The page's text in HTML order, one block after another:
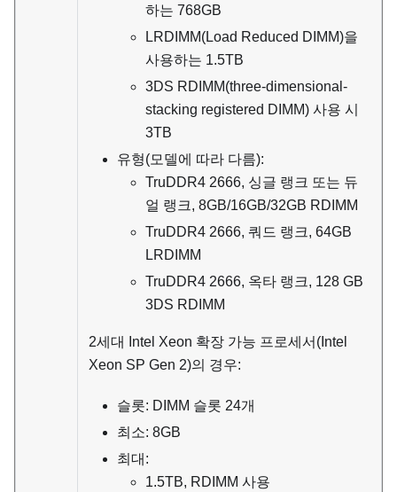
하는 768GB
LRDIMM(Load Reduced DIMM)을
사용하는 1.5TB
3DS RDIMM(three-dimensional-
stacking registered DIMM) 사용 시
3TB
유형(모델에 따라 다름):
TruDDR4 2666, 싱글 랭크 또는 듀
얼 랭크, 8GB/16GB/32GB RDIMM
TruDDR4 2666, 쿼드 랭크, 64GB
LRDIMM
TruDDR4 2666, 옥타 랭크, 128 GB
3DS RDIMM
2세대 Intel Xeon 확장 가능 프로세서(Intel
Xeon SP Gen 2)의 경우:
슬롯: DIMM 슬롯 24개
최소: 8GB
최대:
1.5TB, RDIMM 사용